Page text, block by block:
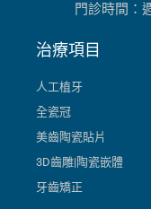
門診時間：
治療項目
人工植牙
全瓷冠
美齒陶瓷貼片
3D齒雕|陶瓷嵌體
牙齒矯正